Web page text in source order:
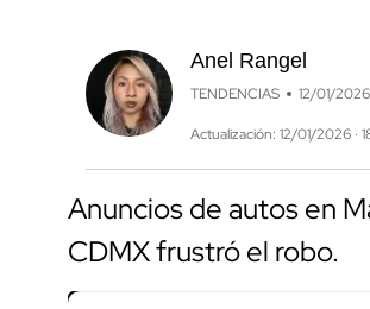
Anel Rangel
TENDENCIAS 12/01/
Actualización: 12/01/2026 ·
Anuncios de autos en
CDMX frustró el robo.